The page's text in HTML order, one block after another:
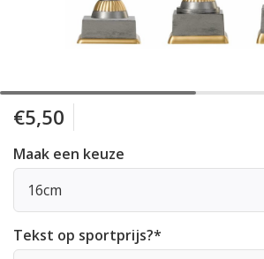
€5,50
Maak een keuze
16cm
Tekst op sportprijs?*